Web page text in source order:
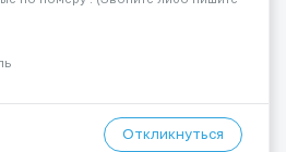
5/8, возможны пе...
Откликнуться